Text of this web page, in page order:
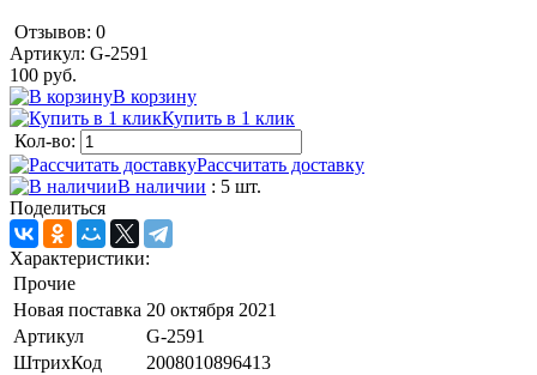
Отзывов: 0
Артикул: G-2591
100 руб.
В корзину
Купить в 1 клик
Кол-во:
Рассчитать доставку
В наличии : 5 шт.
Поделиться
Характеристики:
Прочие
Новая поставка 20 октября 2021
Артикул
G-2591
ШтрихКод
2008010896413